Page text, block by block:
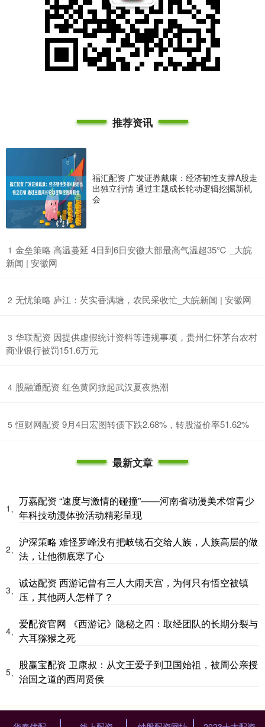
推荐资讯
福汇配资 广发证券戴康：经济韧性支撑A股走
出独立行情 通过主题成长轮动逻辑挖掘新机
会
1 ​金垒策略 高温蔓延 4日到6日安徽大部最高气温超35℃ _大皖
新闻 | 安徽网
2 ​无忧策略 庐江：芡实香满塘，农民采收忙_大皖新闻 | 安徽网
3 ​华联配资 因提供虚假统计资料等违规事项，贵州仁怀茅台农村
商业银行被罚151.6万元
4 ​股融通配资 红色黄冈掀起武汉夏夜热潮
5 ​恒财网配资 9月4日宏图转债下跌2.68%，转股溢价率51.62%
最新文章
1、
万嘉配资 “速度与激情的碰撞”——河南省动漫美术馆青少
年科技动漫体验活动精彩呈现
2、
沪深策略 难怪罗峰没有把岐镜石交给人族，人族高层的做
法，让他彻底寒了心
3、
诚达配资 西游记曾有三人大闹天宫，为何只有悟空被镇
压，其他两人怎样了？
4、
爱配资官网 《西游记》隐秘之四：取经团队的长期分裂与
六耳猕猴之死
5、
股赢宝配资 卫康叔：从文王爱子到卫国始祖，被周公亲授
治国之道的西周贤侯